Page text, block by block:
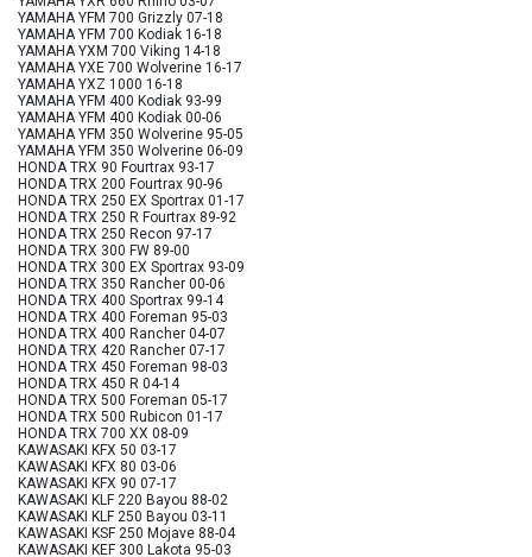
YAMAHA YFM 700 Grizzly 07-18
YAMAHA YFM 700 Kodiak 16-18
YAMAHA YXM 700 Viking 14-18
YAMAHA YXE 700 Wolverine 16-17
YAMAHA YXZ 1000 16-18
YAMAHA YFM 400 Kodiak 93-99
YAMAHA YFM 400 Kodiak 00-06
YAMAHA YFM 350 Wolverine 95-05
YAMAHA YFM 350 Wolverine 06-09
HONDA TRX 90 Fourtrax 93-17
HONDA TRX 200 Fourtrax 90-96
HONDA TRX 250 EX Sportrax 01-17
HONDA TRX 250 R Fourtrax 89-92
HONDA TRX 250 Recon 97-17
HONDA TRX 300 FW 89-00
HONDA TRX 300 EX Sportrax 93-09
HONDA TRX 350 Rancher 00-06
HONDA TRX 400 Sportrax 99-14
HONDA TRX 400 Foreman 95-03
HONDA TRX 400 Rancher 04-07
HONDA TRX 420 Rancher 07-17
HONDA TRX 450 Foreman 98-03
HONDA TRX 450 R 04-14
HONDA TRX 500 Foreman 05-17
HONDA TRX 500 Rubicon 01-17
HONDA TRX 700 XX 08-09
KAWASAKI KFX 50 03-17
KAWASAKI KFX 80 03-06
KAWASAKI KFX 90 07-17
KAWASAKI KLF 220 Bayou 88-02
KAWASAKI KLF 250 Bayou 03-11
KAWASAKI KSF 250 Mojave 88-04
KAWASAKI KEF 300 Lakota 95-03